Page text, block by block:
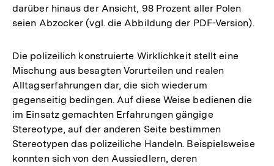
darüber hinaus der Ansicht, 98 Prozent aller Polen
seien Abzocker (vgl. die Abbildung der PDF-Version).
Die polizeilich konstruierte Wirklichkeit stellt eine
Mischung aus besagten Vorurteilen und realen
Alltagserfahrungen dar, die sich wiederum
gegenseitig bedingen. Auf diese Weise bedienen die
im Einsatz gemachten Erfahrungen gängige
Stereotype, auf der anderen Seite bestimmen
Stereotypen das polizeiliche Handeln. Beispielsweise
konnten sich von den Aussiedlern, deren